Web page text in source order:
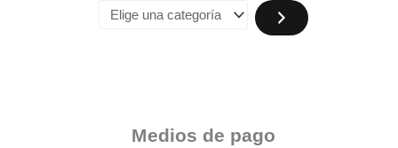
Medios de pago